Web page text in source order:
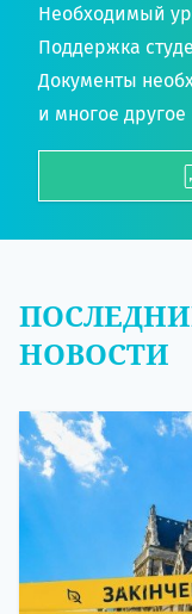
Необходимый
Поддержка
Документы
и многое другое
НОВОСТИ